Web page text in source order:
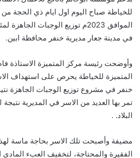
الموافق 2023م توزيع الوجبات
في مدينة جعار مديرية خنفر محافظة ابين.
وأوضحت رئيسة مركز المتميزة الاستاذة
المتميزة للخياطة يحرص على استهداف
خنفر في مشروع توزيع الوجبات الجاهزة
تمر بها العديد من الاسر في المديرية
البلاد. .
مضيفة وأصبحت تلك الاسر بحاجة ماسة
الفقيرة والمحتاجة، لتخفيف العبء